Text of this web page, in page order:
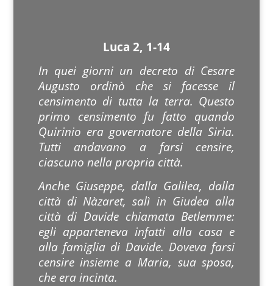
Luca 2, 1-14
In quei giorni un decreto di Cesare
Augusto ordinò che si facesse il
censimento di tutta la terra. Questo
primo censimento fu fatto quando
Quirinio era governatore della Siria.
Tutti andavano a farsi censire,
ciascuno nella propria città.
Anche Giuseppe, dalla Galilea, dalla
città di Nàzaret, salì in Giudea alla
città di Davide chiamata Betlemme:
egli apparteneva infatti alla casa e
alla famiglia di Davide. Doveva farsi
censire insieme a Maria, sua sposa,
che era incinta.